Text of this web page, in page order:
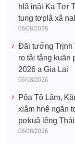
hlâ inâi Ka Tơr
tung tơplâ xâ
06/08/2026
Đăi tươ̆ng Trịnh
ro tâi tâng kuăn
2026 a Gia Lai
06/08/2026
Pôa Tô Lâm,
xiâm hnê ngăn
pơkuâ lêng
06/08/2026